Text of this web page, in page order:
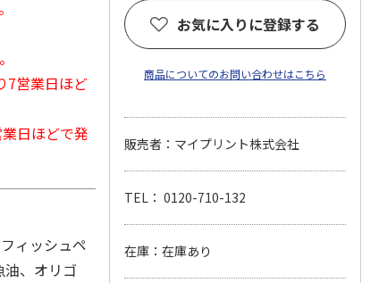
7営業日ほど
日ほどで発
ィッシュペ
、オリゴ
お気に入りに登録する
商品についてのお問い合わせはこちら
販売者：マイプリント株式会社
TEL： 0120-710-132
在庫：在庫あり